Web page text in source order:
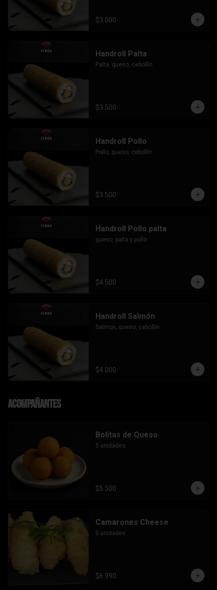
$3.000
Handroll Palta
Palta, queso, cebollín.
$3.500
Handroll Pollo
Pollo, queso, cebollín.
$3.500
Handroll Pollo palta
queso, palta y pollo
$4.500
Handroll Salmón
Salmon, queso, cebollin
$4.000
Acompañantes
Bolitas de Queso
5 unidades.
$5.500
Camarones Cheese
5 unidades.
$6.990